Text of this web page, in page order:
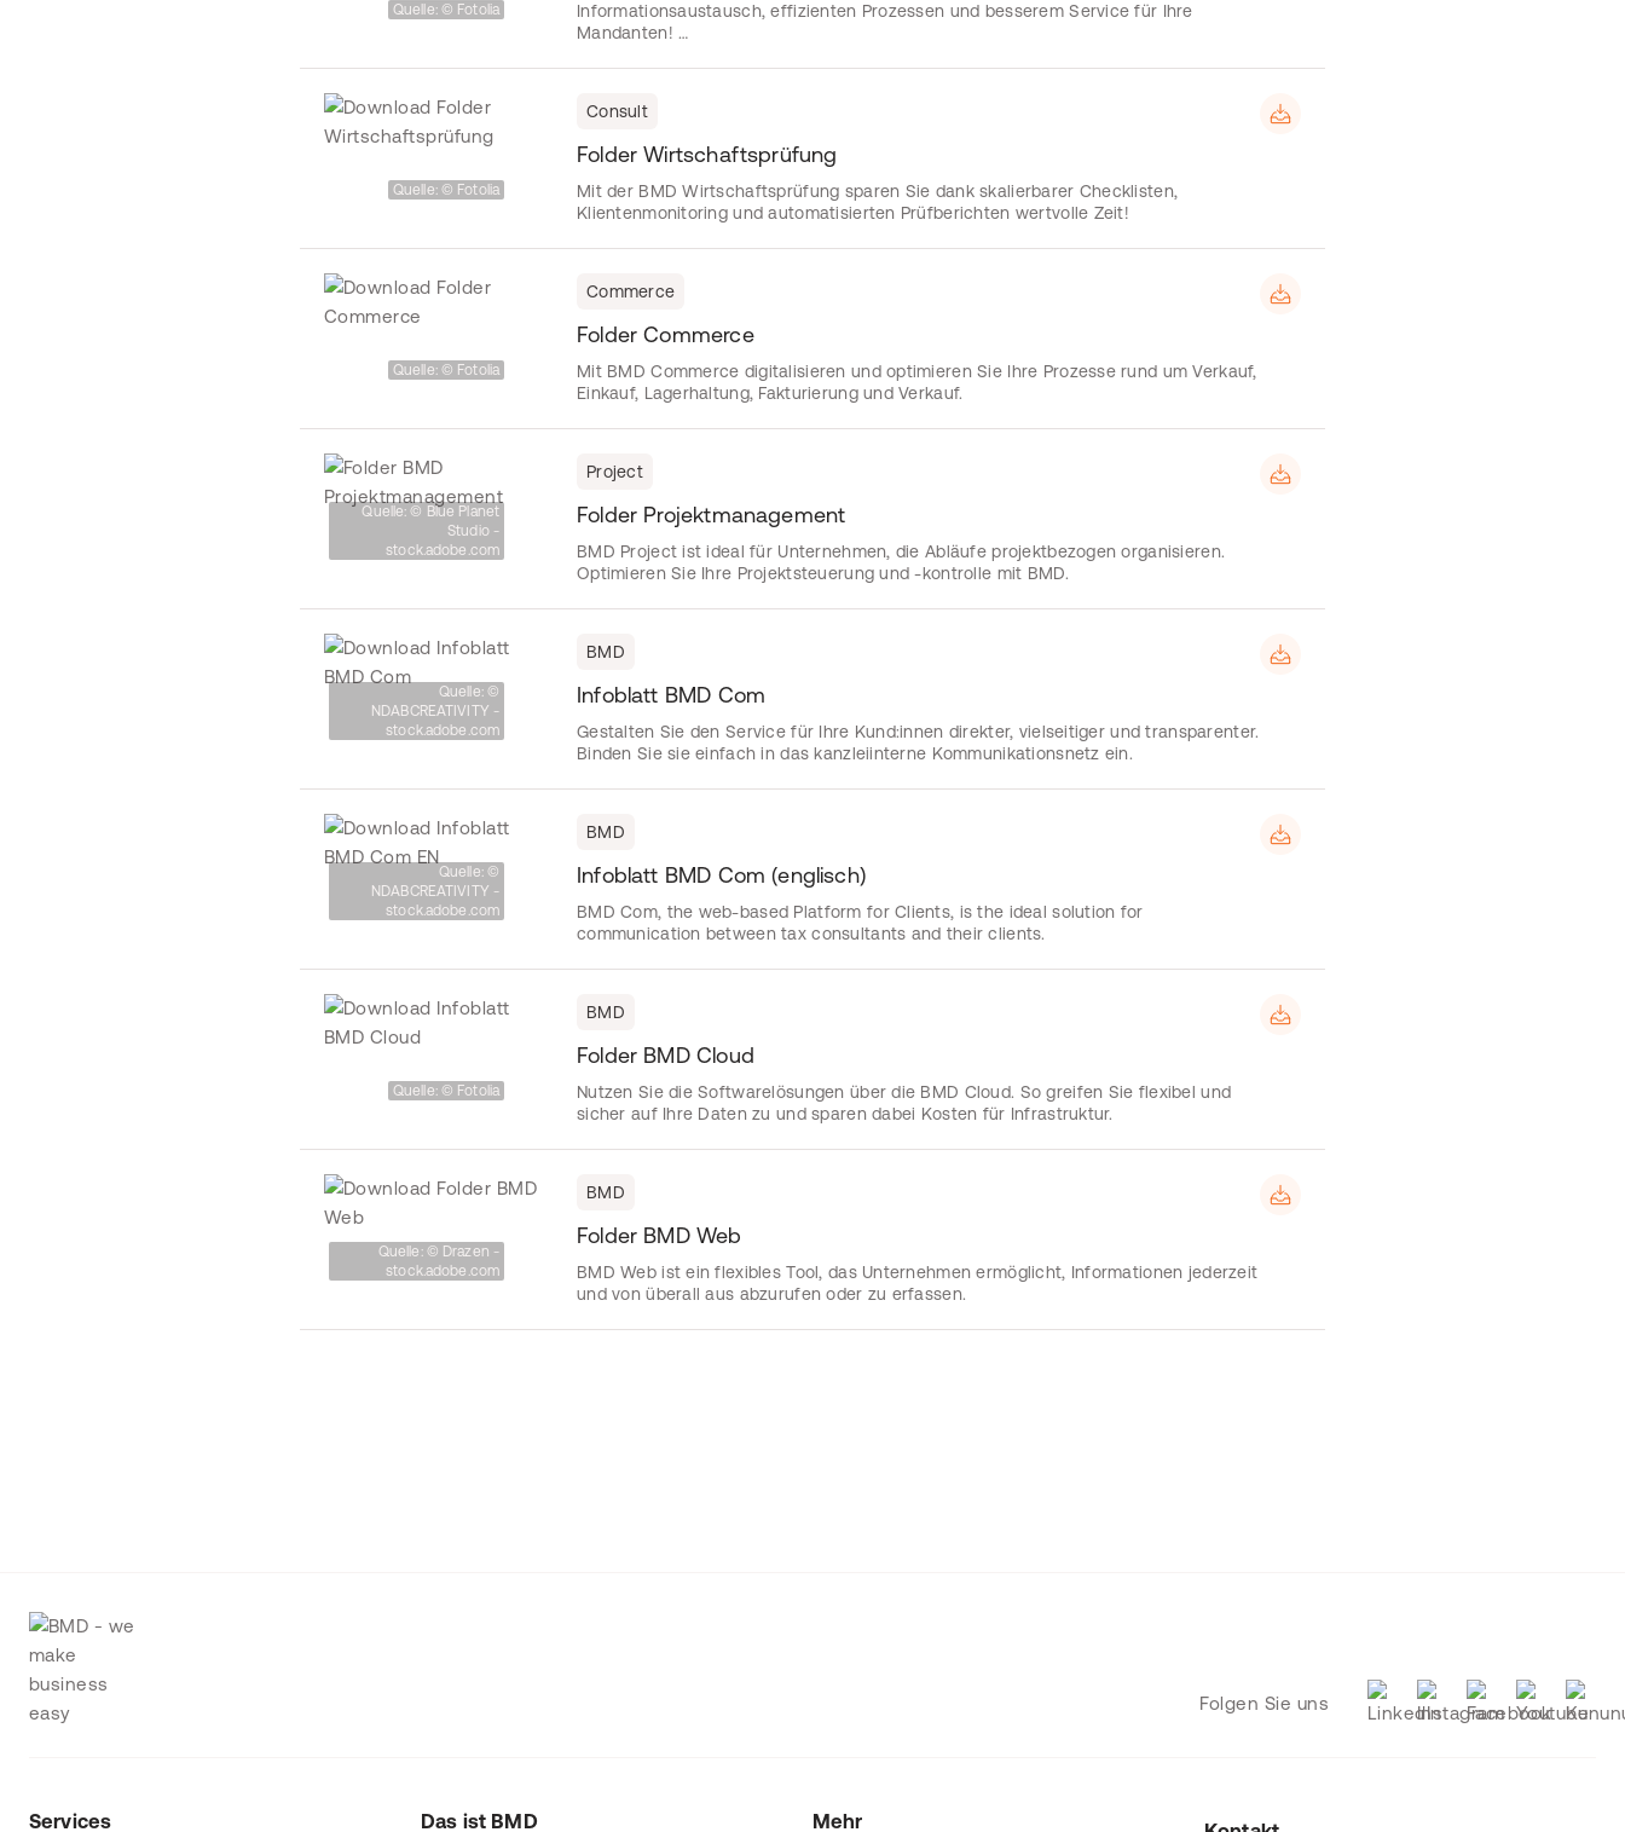
Quelle: © Fotolia
Informationsaustausch, effizienten Prozessen und besserem Service für Ihre
Mandanten! …
Quelle: © Fotolia
Consult
Folder Wirtschaftsprüfung
Mit der BMD Wirtschaftsprüfung sparen Sie dank skalierbarer Checklisten,
Klientenmonitoring und automatisierten Prüfberichten wertvolle Zeit!
Quelle: © Fotolia
Commerce
Folder Commerce
Mit BMD Commerce digitalisieren und optimieren Sie Ihre Prozesse rund um Verkauf,
Einkauf, Lagerhaltung, Fakturierung und Verkauf.
Quelle: © Blue Planet
Studio -
stock.adobe.com
Project
Folder Projektmanagement
BMD Project ist ideal für Unternehmen, die Abläufe projektbezogen organisieren.
Optimieren Sie Ihre Projektsteuerung und -kontrolle mit BMD.
Quelle: ©
NDABCREATIVITY -
stock.adobe.com
BMD
Infoblatt BMD Com
Gestalten Sie den Service für Ihre Kund:innen direkter, vielseitiger und transparenter.
Binden Sie sie einfach in das kanzleiinterne Kommunikationsnetz ein.
Quelle: ©
NDABCREATIVITY -
stock.adobe.com
BMD
Infoblatt BMD Com (englisch)
BMD Com, the web-based Platform for Clients, is the ideal solution for
communication between tax consultants and their clients.
Quelle: © Fotolia
BMD
Folder BMD Cloud
Nutzen Sie die Softwarelösungen über die BMD Cloud. So greifen Sie flexibel und
sicher auf Ihre Daten zu und sparen dabei Kosten für Infrastruktur.
Quelle: © Drazen -
stock.adobe.com
BMD
Folder BMD Web
BMD Web ist ein flexibles Tool, das Unternehmen ermöglicht, Informationen jederzeit
und von überall aus abzurufen oder zu erfassen.
Folgen Sie uns
Services Das ist BMD Mehr